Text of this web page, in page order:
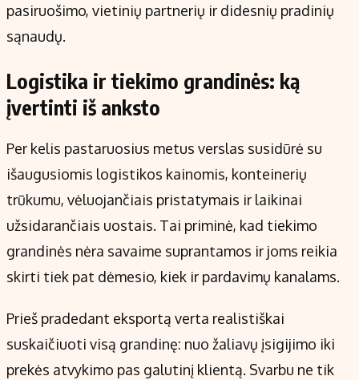
pasiruošimo, vietinių partnerių ir didesnių pradinių
sąnaudų.
Logistika ir tiekimo grandinės: ką
įvertinti iš anksto
Per kelis pastaruosius metus verslas susidūrė su
išaugusiomis logistikos kainomis, konteinerių
trūkumu, vėluojančiais pristatymais ir laikinai
užsidarančiais uostais. Tai priminė, kad tiekimo
grandinės nėra savaime suprantamos ir joms reikia
skirti tiek pat dėmesio, kiek ir pardavimų kanalams.
Prieš pradedant eksportą verta realistiškai
suskaičiuoti visą grandinę: nuo žaliavų įsigijimo iki
prekės atvykimo pas galutinį klientą. Svarbu ne tik